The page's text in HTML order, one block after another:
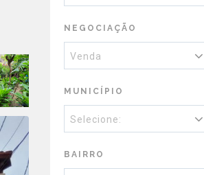
NEGOCIAÇÃO
Venda
MUNICÍPIO
Selecione:
BAIRRO